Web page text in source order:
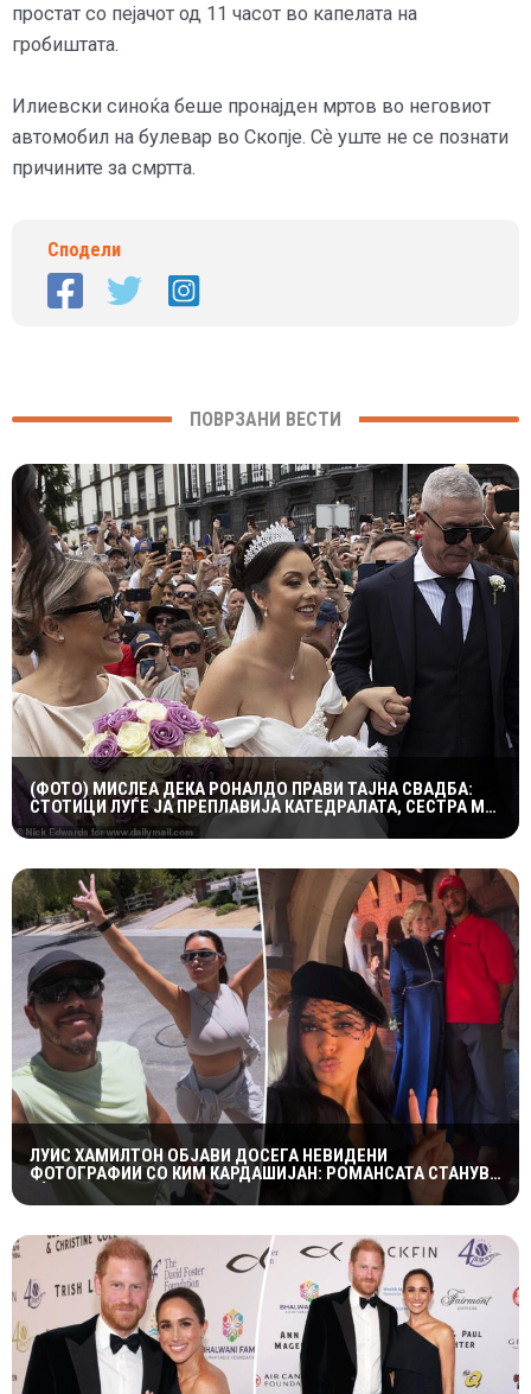
простат со пејачот од 11 часот во капелата на
гробиштата.
Илиевски синоќа беше пронајден мртов во неговиот
автомобил на булевар во Скопје. Сѐ уште не се познати
причините за смртта.
Сподели
ПОВРЗАНИ ВЕСТИ
(ФОТО) МИСЛЕА ДЕКА РОНАЛДО ПРАВИ ТАЈНА СВАДБА:
СТОТИЦИ ЛУЃЕ ЈА ПРЕПЛАВИЈА КАТЕДРАЛАТА, СЕСТРА МУ
ОСТРО РЕАГИРАШЕ
ЛУИС ХАМИЛТОН ОБЈАВИ ДОСЕГА НЕВИДЕНИ
ФОТОГРАФИИ СО КИМ КАРДАШИЈАН: РОМАНСАТА СТАНУВА
СÈ ПОСЕРИОЗНА